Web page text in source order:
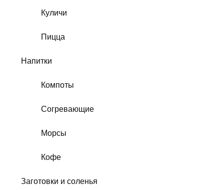
Куличи
Пицца
Напитки
Компоты
Согревающие
Морсы
Кофе
Заготовки и соленья